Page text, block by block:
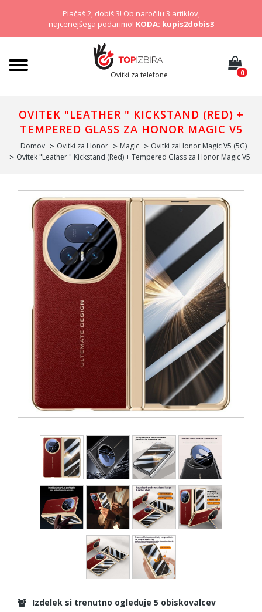
Plačaš 2, dobiš 3! Ob naročilu 3 artiklov,
najcenejšega podarimo! KODA: kupis2dobis3
Ovitki za telefone 0
OVITEK "LEATHER " KICKSTAND (RED) +
TEMPERED GLASS ZA HONOR MAGIC V5
Domov Ovitki za Honor Magic
Ovitki zaHonor Magic V5 (5G)
Ovitek "Leather " Kickstand (Red) + Tempered Glass za Honor Magic V5
Izdelek si trenutno ogleduje 5 obiskovalcev